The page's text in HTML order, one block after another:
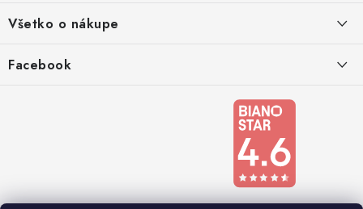
Registrace
Všetko o nákupe
Facebook